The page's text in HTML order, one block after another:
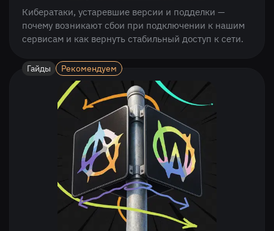
Кибератаки, устаревшие версии и подделки —
почему возникают сбои при подключении к нашим
сервисам и как вернуть стабильный доступ к сети.
Гайды Рекомендуем